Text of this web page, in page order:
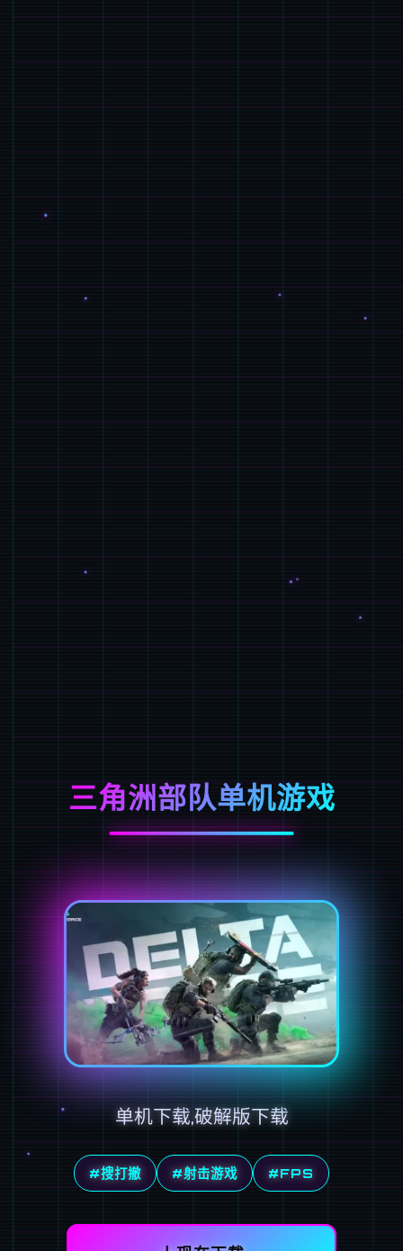
三角洲部队单机游戏
单机下载,破解版下载
#搜打撤 #射击游戏 #FPS